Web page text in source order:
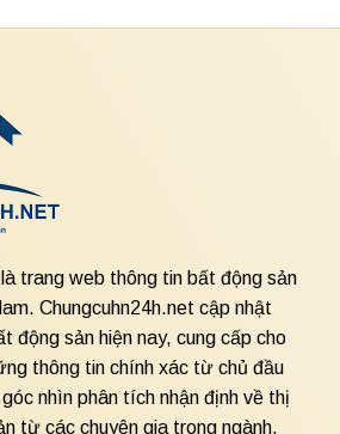
trang web thông tin bất động sản
Chungcuhn24h.net cập nhật
động sản hiện nay, cung cấp cho
thông tin chính xác từ chủ đầu
nhìn phân tích nhận định về thị
từ các chuyên gia trong ngành.